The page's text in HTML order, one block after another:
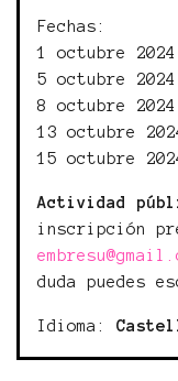
Fechas:
1 octubre
5 octubre
8 octubre
13 octubre
15 octubre
Actividad
inscripción
duda puedes
Idioma: